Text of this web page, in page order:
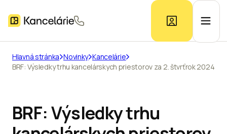
Ponuka kancelárií
Prieskum trhu
Hlavná stránka Novinky Kancelárie
BRF: Výsledky trhu kancelárskych priestorov za 2. štvrťrok 2024
BRF: Výsledky trhu